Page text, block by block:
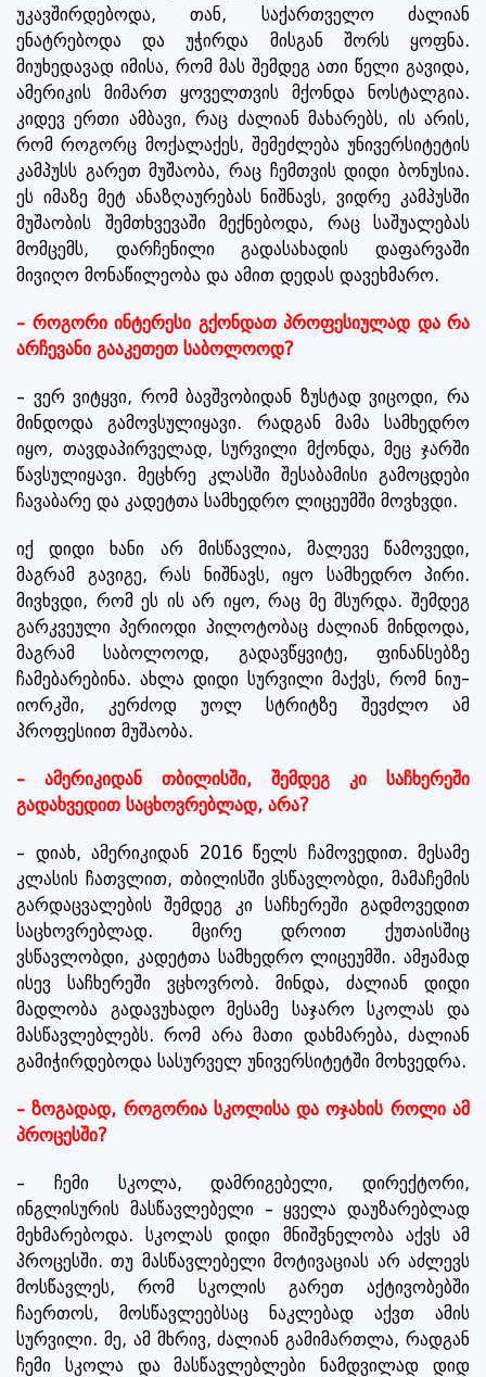
უკავშირდებოდა, თან, საქართველო ძალიან
ენატრებოდა და უჭირდა მისგან შორს ყოფნა.
მიუხედავად იმისა, რომ მას შემდეგ ათი წელი გავიდა,
ამერიკის მიმართ ყოველთვის მქონდა ნოსტალგია.
კიდევ ერთი ამბავი, რაც ძალიან მახარებს, ის არის,
რომ როგორც მოქალაქეს, შემეძლება უნივერსიტეტის
კამპუსს გარეთ მუშაობა, რაც ჩემთვის დიდი ბონუსია.
ეს იმაზე მეტ ანაზღაურებას ნიშნავს, ვიდრე კამპუსში
მუშაობის შემთხვევაში მექნებოდა, რაც საშუალებას
მომცემს, დარჩენილი გადასახადის დაფარვაში
მივიღო მონაწილეობა და ამით დედას დავეხმარო.
– როგორი ინტერესი გქონდათ პროფესიულად და რა
არჩევანი გააკეთეთ საბოლოოდ?
– ვერ ვიტყვი, რომ ბავშვობიდან ზუსტად ვიცოდი, რა
მინდოდა გამოვსულიყავი. რადგან მამა სამხედრო
იყო, თავდაპირველად, სურვილი მქონდა, მეც ჯარში
წავსულიყავი. მეცხრე კლასში შესაბამისი გამოცდები
ჩავაბარე და კადეტთა სამხედრო ლიცეუმში მოვხვდი.
იქ დიდი ხანი არ მისწავლია, მალევე წამოვედი,
მაგრამ გავიგე, რას ნიშნავს, იყო სამხედრო პირი.
მივხვდი, რომ ეს ის არ იყო, რაც მე მსურდა. შემდეგ
გარკვეული პერიოდი პილოტობაც ძალიან მინდოდა,
მაგრამ საბოლოოდ, გადავწყვიტე, ფინანსებზე
ჩამებარებინა. ახლა დიდი სურვილი მაქვს, რომ ნიუ-
იორკში, კერძოდ უოლ სტრიტზე შევძლო ამ
პროფესიით მუშაობა.
– ამერიკიდან თბილისში, შემდეგ კი საჩხერეში
გადახვედით საცხოვრებლად, არა?
– დიახ, ამერიკიდან 2016 წელს ჩამოვედით. მესამე
კლასის ჩათვლით, თბილისში ვსწავლობდი, მამაჩემის
გარდაცვალების შემდეგ კი საჩხერეში გადმოვედით
საცხოვრებლად. მცირე დროით ქუთაისშიც
ვსწავლობდი, კადეტთა სამხედრო ლიცეუმში. ამჟამად
ისევ საჩხერეში ვცხოვრობ. მინდა, ძალიან დიდი
მადლობა გადავუხადო მესამე საჯარო სკოლას და
მასწავლებლებს. რომ არა მათი დახმარება, ძალიან
გამიჭირდებოდა სასურველ უნივერსიტეტში მოხვედრა.
– ზოგადად, როგორია სკოლისა და ოჯახის როლი ამ
პროცესში?
– ჩემი სკოლა, დამრიგებელი, დირექტორი,
ინგლისურის მასწავლებელი – ყველა დაუზარებლად
მეხმარებოდა. სკოლას დიდი მნიშვნელობა აქვს ამ
პროცესში. თუ მასწავლებელი მოტივაციას არ აძლევს
მოსწავლეს, რომ სკოლის გარეთ აქტივობებში
ჩაერთოს, მოსწავლეებსაც ნაკლებად აქვთ ამის
სურვილი. მე, ამ მხრივ, ძალიან გამიმართლა, რადგან
ჩემი სკოლა და მასწავლებლები ნამდვილად დიდ